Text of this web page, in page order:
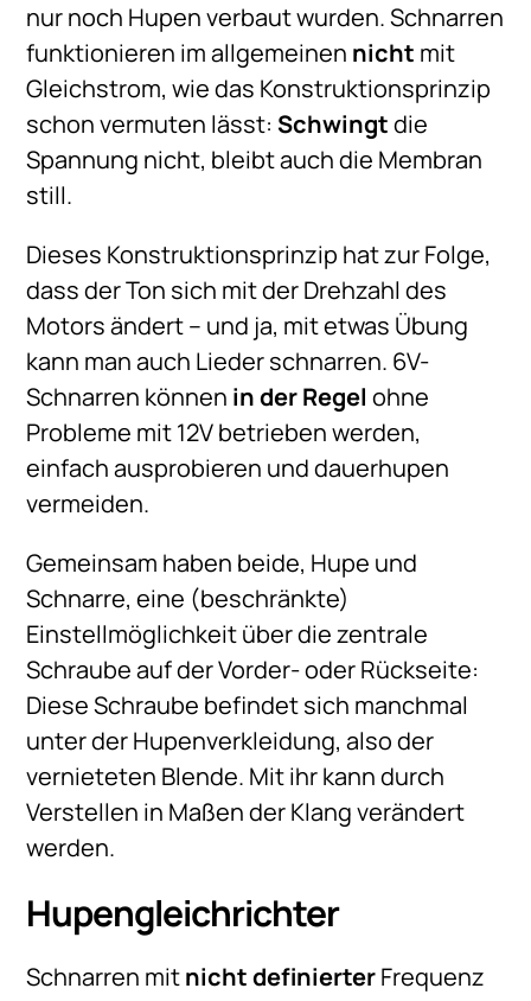
nur noch Hupen verbaut wurden. Schnarren
funktionieren im allgemeinen nicht mit
Gleichstrom, wie das Konstruktionsprinzip
schon vermuten lässt: Schwingtdie
Spannung nicht, bleibt auch die Membran
still.
Dieses Konstruktionsprinzip hat zur Folge,
dass der Ton sich mit der Drehzahl des
Motors ändert – und ja, mit etwas Übung
kann man auch Lieder schnarren. 6V-
Schnarren können in der Regel ohne
Probleme mit 12V betrieben werden,
einfach ausprobieren und dauerhupen
vermeiden.
Gemeinsam haben beide, Hupe und
Schnarre, eine (beschränkte)
Einstellmöglichkeit über die zentrale
Schraube auf der Vorder- oder Rückseite:
Diese Schraube befindet sich manchmal
unter der Hupenverkleidung, also der
vernieteten Blende. Mit ihr kann durch
Verstellen in Maßen der Klang verändert
werden.
Hupengleichrichter
Schnarren mitnicht definierterFrequenz